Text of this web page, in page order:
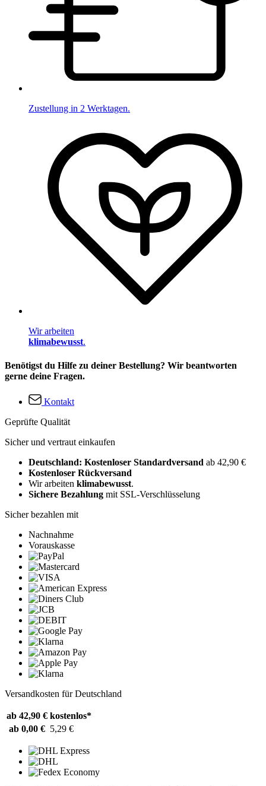
Zustellung in 2 Werktagen.
Wir arbeiten
klimabewusst.
Benötigst du Hilfe zu deiner Bestellung? Wir beantworten
gerne deine Fragen.
Kontakt
Geprüfte Qualität
Sicher und vertraut einkaufen
Deutschland: Kostenloser Standardversand ab 42,90 €
Kostenloser Rückversand
Wir arbeiten klimabewusst.
Sichere Bezahlung mit SSL-Verschlüsselung
Sicher bezahlen mit
Nachnahme
Vorauskasse
Versandkosten für Deutschland
ab 42,90 € kostenlos*
ab 0,00 € 5,29 €